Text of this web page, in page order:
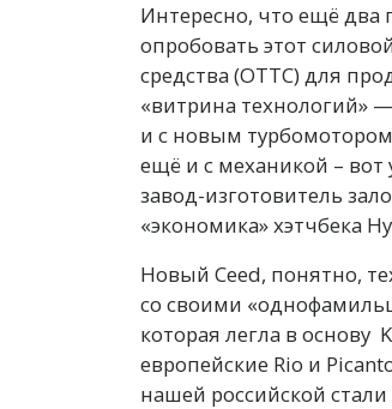
Интересно, что ещё два
опробовать этот
средства (ОТТС) для
«витрина технологий»
и с новым турбомотором
ещё и с механикой – вот
завод-изготовитель
«экономика» хэтчбека
Новый Ceed, понятно,
со своими
которая легла в основу
европейские Rio и
нашей российской